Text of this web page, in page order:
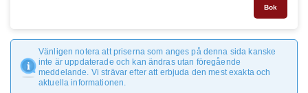
Bok
Vänligen notera att priserna som anges på denna sida kanske
inte är uppdaterade och kan ändras utan föregående
meddelande. Vi strävar efter att erbjuda den mest exakta och
aktuella informationen.